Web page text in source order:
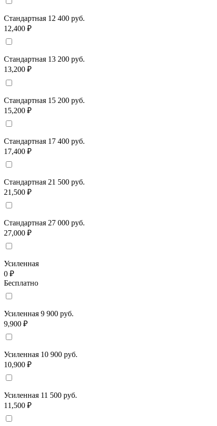
Стандартная 12 400 руб.
12,400 ₽
Стандартная 13 200 руб.
13,200 ₽
Стандартная 15 200 руб.
15,200 ₽
Стандартная 17 400 руб.
17,400 ₽
Стандартная 21 500 руб.
21,500 ₽
Стандартная 27 000 руб.
27,000 ₽
Усиленная
0 ₽
Бесплатно
Усиленная 9 900 руб.
9,900 ₽
Усиленная 10 900 руб.
10,900 ₽
Усиленная 11 500 руб.
11,500 ₽